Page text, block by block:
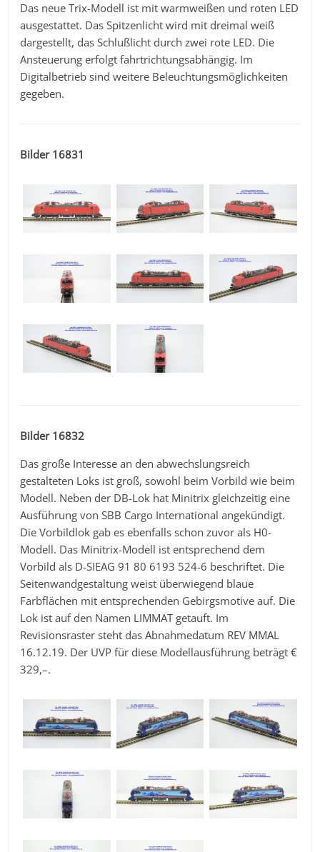
Das neue Trix-Modell ist mit warmweißen und roten LED
ausgestattet. Das Spitzenlicht wird mit dreimal weiß
dargestellt, das Schlußlicht durch zwei rote LED. Die
Ansteuerung erfolgt fahrtrichtungsabhängig. Im
Digitalbetrieb sind weitere Beleuchtungsmöglichkeiten
gegeben.
Bilder 16831
Bilder 16832
Das große Interesse an den abwechslungsreich
gestalteten Loks ist groß, sowohl beim Vorbild wie beim
Modell. Neben der DB-Lok hat Minitrix gleichzeitig eine
Ausführung von SBB Cargo International angekündigt.
Die Vorbildlok gab es ebenfalls schon zuvor als H0-
Modell. Das Minitrix-Modell ist entsprechend dem
Vorbild als D-SIEAG 91 80 6193 524-6 beschriftet. Die
Seitenwandgestaltung weist überwiegend blaue
Farbflächen mit entsprechenden Gebirgsmotive auf. Die
Lok ist auf den Namen LIMMAT getauft. Im
Revisionsraster steht das Abnahmedatum REV MMAL
16.12.19. Der UVP für diese Modellausführung beträgt €
329,–.